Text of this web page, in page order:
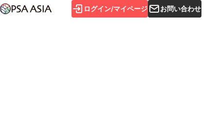
ログイン/マイページ お問い合わせ